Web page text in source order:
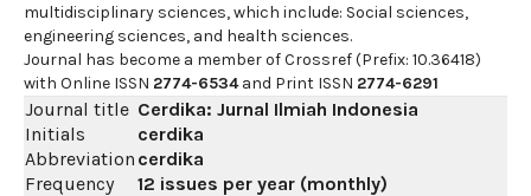
multidisciplinary sciences, which include: Social sciences,
engineering sciences, and health sciences.
Journal has become a member of Crossref (Prefix: 10.36418)
with Online ISSN 2774-6534and Print ISSN 2774-6291
Journal title Cerdika: Jurnal Ilmiah Indonesia
Initials
cerdika
Abbreviation cerdika
Frequency
12 issues per year (monthly)